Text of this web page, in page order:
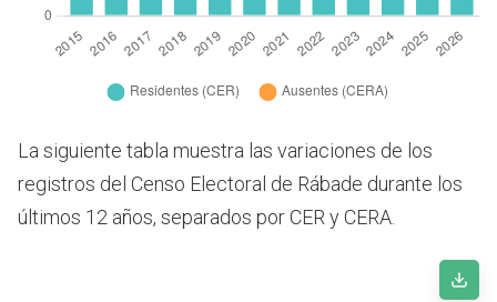
La siguiente tabla muestra las variaciones de los
registros del Censo Electoral de Rábade durante los
últimos 12 años, separados por CER y CERA.